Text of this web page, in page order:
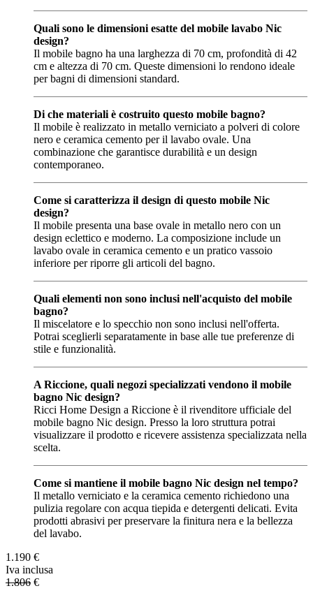
Quali sono le dimensioni esatte del mobile lavabo Nic
design?
Il mobile bagno ha una larghezza di 70 cm, profondità di 42
cm e altezza di 70 cm. Queste dimensioni lo rendono ideale
per bagni di dimensioni standard.
Di che materiali è costruito questo mobile bagno?
Il mobile è realizzato in metallo verniciato a polveri di colore
nero e ceramica cemento per il lavabo ovale. Una
combinazione che garantisce durabilità e un design
contemporaneo.
Come si caratterizza il design di questo mobile Nic
design?
Il mobile presenta una base ovale in metallo nero con un
design eclettico e moderno. La composizione include un
lavabo ovale in ceramica cemento e un pratico vassoio
inferiore per riporre gli articoli del bagno.
Quali elementi non sono inclusi nell'acquisto del mobile
bagno?
Il miscelatore e lo specchio non sono inclusi nell'offerta.
Potrai sceglierli separatamente in base alle tue preferenze di
stile e funzionalità.
A Riccione, quali negozi specializzati vendono il mobile
bagno Nic design?
Ricci Home Design a Riccione è il rivenditore ufficiale del
mobile bagno Nic design. Presso la loro struttura potrai
visualizzare il prodotto e ricevere assistenza specializzata nella
scelta.
Come si mantiene il mobile bagno Nic design nel tempo?
Il metallo verniciato e la ceramica cemento richiedono una
pulizia regolare con acqua tiepida e detergenti delicati. Evita
prodotti abrasivi per preservare la finitura nera e la bellezza
del lavabo.
1.190 €
Iva inclusa
1.806 €